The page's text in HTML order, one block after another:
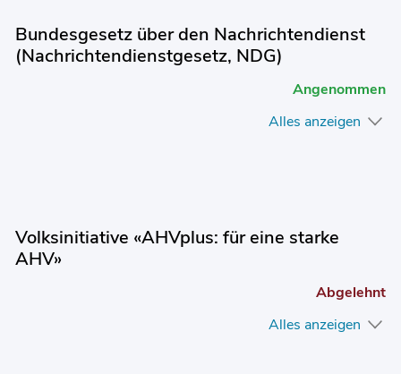
Bundesgesetz über den Nachrichtendienst
(Nachrichtendienstgesetz, NDG)
Angenommen
Alles anzeigen
Volksinitiative «AHVplus: für eine starke
AHV»
Abgelehnt
Alles anzeigen